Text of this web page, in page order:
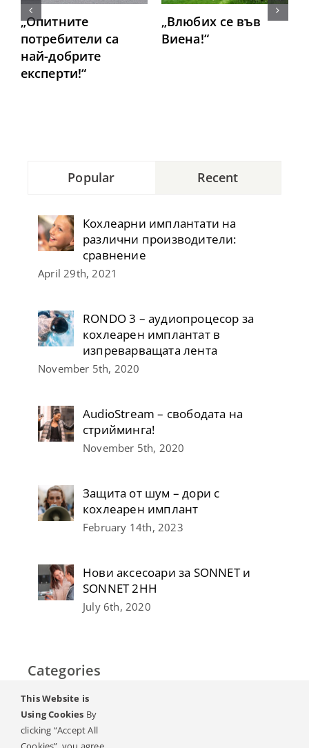
„Опитните
потребители са
най-добрите
експерти!“
„Влюбих се във
Виена!“
Popular Recent
Кохлеарни имплантати на
различни производители:
сравнение
April 29th, 2021
RONDO 3 – аудиопроцесор за
кохлеарен имплантат в
изпреварващата лента
November 5th, 2020
AudioStream – свободата на
стрийминга!
November 5th, 2020
Защита от шум – дори с
кохлеарен имплант
February 14th, 2023
Нови аксесоари за SONNET и
SONNET 2НН
July 6th, 2020
Categories
Home
This Website is
Using Cookies By
clicking “Accept All